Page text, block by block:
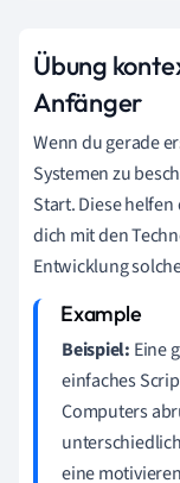
Übung
Anfänger
Wenn du gerade
Systemen zu
Start. Diese
dich mit den
Entwicklung
Beispiel: Eine
einfaches
Computers
eine